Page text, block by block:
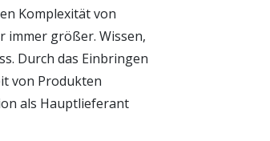
Komplexität von
immer größer. Wissen,
Durch das Einbringen
von Produkten
als Hauptlieferant